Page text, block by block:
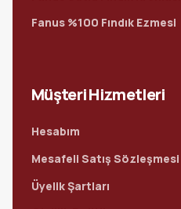
Fanus %100 Fındık Ezmesi
Müşteri Hizmetleri
Hesabım
Mesafeli Satış Sözleşmesi
Üyelik Şartları